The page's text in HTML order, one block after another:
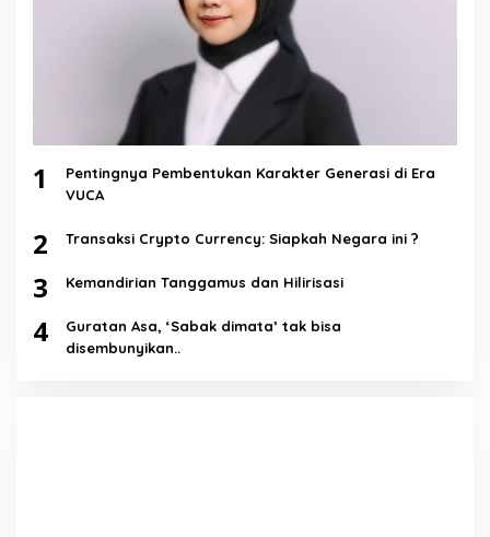
1
Pentingnya Pembentukan Karakter Generasi di Era
VUCA
2 Transaksi Crypto Currency: Siapkah Negara ini ?
3 Kemandirian Tanggamus dan Hilirisasi
4
Guratan Asa, ‘Sabak dimata’ tak bisa
disembunyikan..